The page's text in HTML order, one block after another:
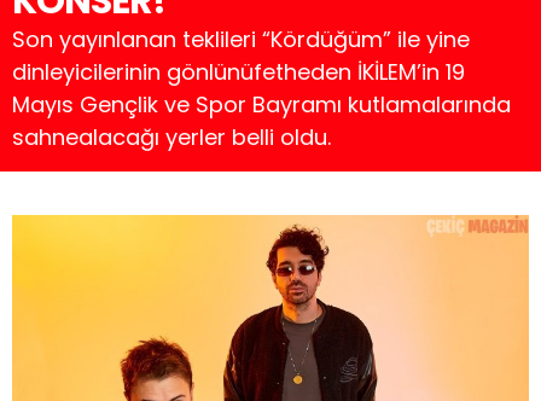
Son yayınlanan teklileri “Kördüğüm” ile yine
dinleyicilerinin gönlünüfetheden İKİLEM’in 19
Mayıs Gençlik ve Spor Bayramı kutlamalarında
sahnealacağı yerler belli oldu.